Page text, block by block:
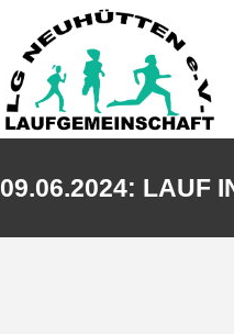
09.06.2024: LAUF